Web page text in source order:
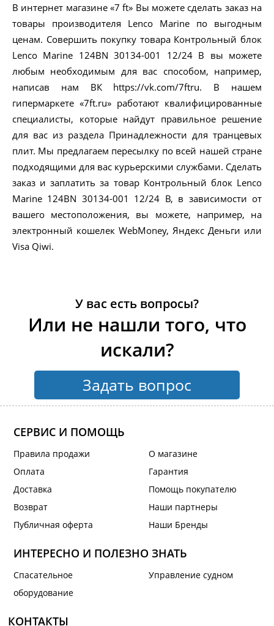
В интернет магазине «7 ft» Вы можете сделать заказ на
товары производителя Lenco Marine по выгодным
ценам. Совершить покупку товара Контрольный блок
Lenco Marine 124BN 30134-001 12/24 В вы можете
любым необходимым для вас способом, например,
написав нам ВК https://vk.com/7ftru. В нашем
гипермаркете «7ft.ru» работают квалифицированные
специалисты, которые найдут правильное решение
для вас из раздела Принадлежности для транцевых
плит. Мы предлагаем пересылку по всей нашей стране
подходящими для вас курьерскими службами. Сделать
заказ и заплатить за товар Контрольный блок Lenco
Marine 124BN 30134-001 12/24 В, в зависимости от
вашего местоположения, вы можете, например, на
электронный кошелек WebMoney, Яндекс Деньги или
Visa Qiwi.
У вас есть вопросы?
Или не нашли того, что
искали?
Задать вопрос
СЕРВИС И ПОМОЩЬ
Правила продажи
Оплата
Доставка
Возврат
Публичная оферта
О магазине
Гарантия
Помощь покупателю
Наши партнеры
Наши Бренды
ИНТЕРЕСНО И ПОЛЕЗНО ЗНАТЬ
Спасательное
оборудование
Управление судном
КОНТАКТЫ